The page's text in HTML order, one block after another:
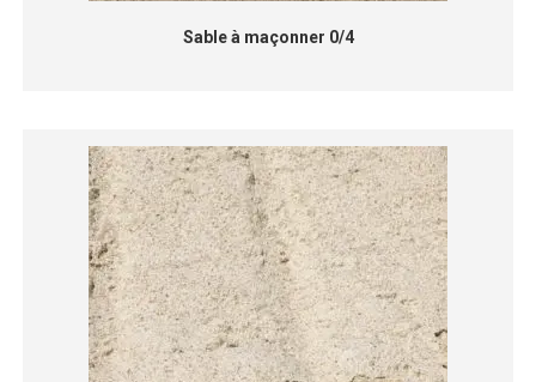
Sable à maçonner 0/4